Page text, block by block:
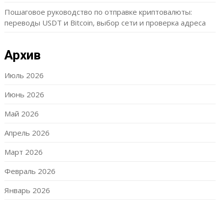
Пошаговое руководство по отправке криптовалюты:
переводы USDT и Bitcoin, выбор сети и проверка адреса
Архив
Июль 2026
Июнь 2026
Май 2026
Апрель 2026
Март 2026
Февраль 2026
Январь 2026